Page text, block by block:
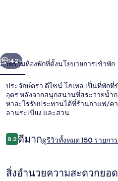
เทล
บ
า
ถัดไป
142+
ภาพรวมห้องพักที่ตั้งนโยบายการเข้าพัก
ประจักษ์ตรา ดีไซน์ โฮเทล เป็นที่พักที่
อุดร หลังจากสนุกสนานที่สระว่ายน้ำ
หาอะไรรับประทานได้ที่ร้านกาแฟ/คา
ลานระเบียง และสวน
รีวิว
8.28.2 จาก 10
ดีมากดูรีวิวทั้งหมด 150 รายการ
สิ่งอำนวยความสะดวกยอ